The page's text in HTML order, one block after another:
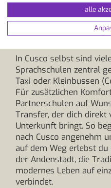
Alternativ gibt es auch
zwischen 20 und 24
unterwegs Einblicke in
des Landes geben.
In Cusco selbst sind
Sprachschulen zentral
Taxi oder Kleinbussen
Für zusätzlichen
Partnerschulen auf
Transfer, der dich
Unterkunft bringt. So
nach Cusco angenehm
auf dem Weg erlebst du
der Andenstadt, die
modernes Leben auf
verbindet.
alle